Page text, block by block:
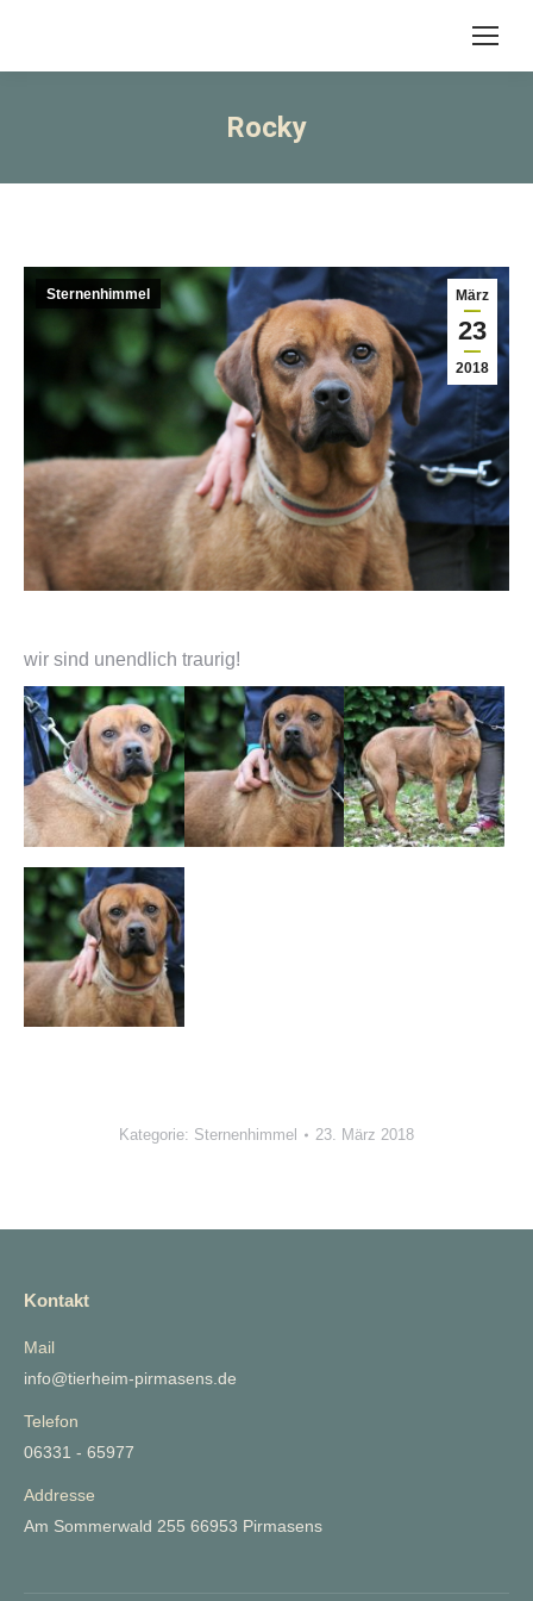
Rocky
März
23
2018
Sternenhimmel
wir sind unendlich traurig!
Kategorie: Sternenhimmel 23. März 2018
Kontakt
Mail
info@tierheim-pirmasens.de
Telefon
06331 - 65977
Addresse
Am Sommerwald 255 66953 Pirmasens